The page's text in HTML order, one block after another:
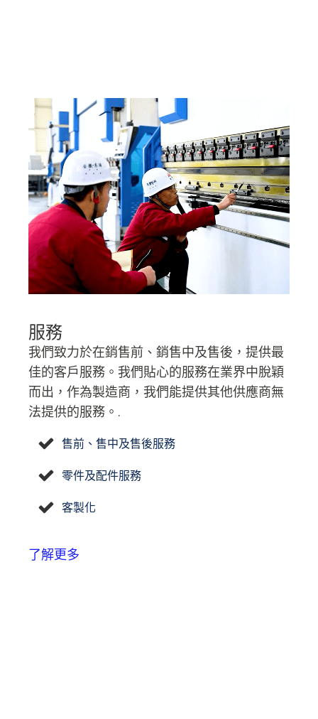
服務
我們致力於在銷售前、銷售中及售後，提供最
佳的客戶服務。我們貼心的服務在業界中脫穎
而出，作為製造商，我們能提供其他供應商無
法提供的服務。.
售前、售中及售後服務
零件及配件服務
客製化
了解更多